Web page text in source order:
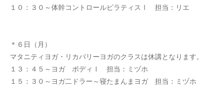
１０：３０～体幹コントロールピラティスⅠ 担当：リエ
＊６日（月）
マタニティヨガ・リカバリーヨガのクラスは休講となります。
１３：４５～ヨガ ボディⅠ 担当：ミヅホ
１５：３０～ヨガ二ドラー～寝たまんまヨガ 担当：ミヅホ